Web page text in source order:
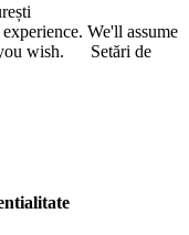
We'll assume
wish.
Setări de